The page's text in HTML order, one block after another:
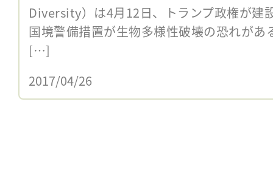
Diversity）は4月12日、トランプ政権が建
国境警備措置が生物多様性破壊の恐れがあ
[…]
2017/04/26